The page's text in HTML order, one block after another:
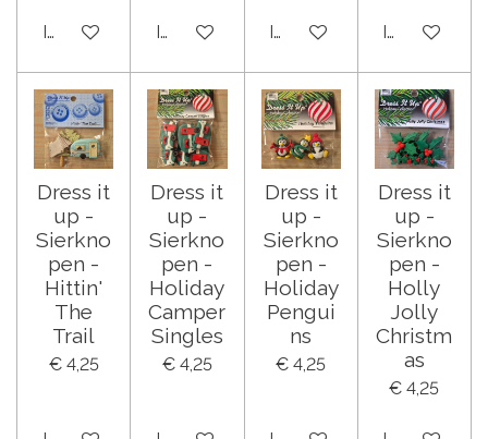
In winkelwagenIn winkelwagenIn winkelwagenIn
Dress it
up -
Sierkno
pen -
Hittin'
The
Trail
€ 4,25
Dress it
up -
Sierkno
pen -
Holiday
Camper
Singles
€ 4,25
Dress it
up -
Sierkno
pen -
Holiday
Pengui
ns
€ 4,25
Dress it
up -
Sierkno
pen -
Holly
Jolly
Christm
as
€ 4,25